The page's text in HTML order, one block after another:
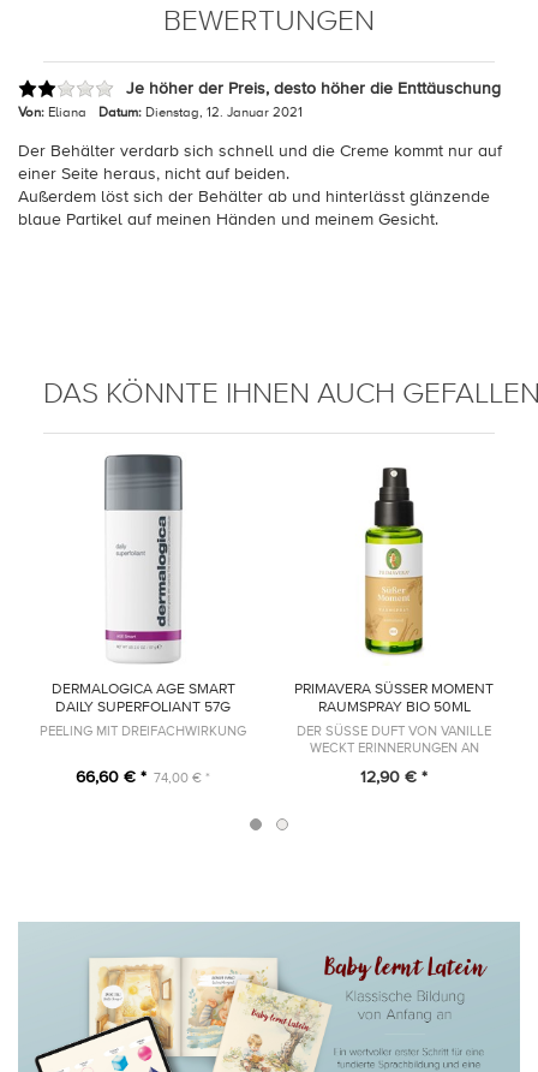
BEWERTUNGEN
Je höher der Preis, desto höher die Enttäuschung
Von: Eliana Datum: Dienstag, 12. Januar 2021
Der Behälter verdarb sich schnell und die Creme kommt nur auf
einer Seite heraus, nicht auf beiden.
Außerdem löst sich der Behälter ab und hinterlässt glänzende
blaue Partikel auf meinen Händen und meinem Gesicht.
DAS KÖNNTE IHNEN AUCH
DERMALOGICA AGE SMART
DAILY SUPERFOLIANT 57G
PEELING MIT DREIFACHWIRKUNG
66,60 € * 74,00 € *
PRIMAVERA SÜSSER MOMENT R
AUMSPRAY BIO 50ML
DER SÜSSE DUFT VON VANILLE W
ECKT ERINNERUNGEN AN U
12,90 € *